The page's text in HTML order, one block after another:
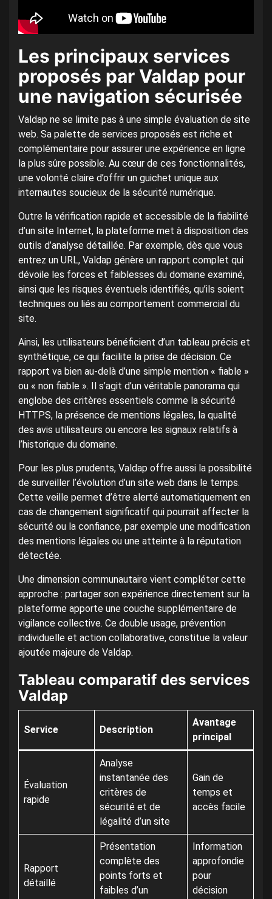
Les principaux services
proposés par Valdap pour
une navigation sécurisée
Valdap ne se limite pas à une simple évaluation de site
web. Sa palette de services proposés est riche et
complémentaire pour assurer une expérience en ligne
la plus sûre possible. Au cœur de ces fonctionnalités,
une volonté claire d’offrir un guichet unique aux
internautes soucieux de la sécurité numérique.
Outre la vérification rapide et accessible de la fiabilité
d’un site Internet, la plateforme met à disposition des
outils d’analyse détaillée. Par exemple, dès que vous
entrez un URL, Valdap génère un rapport complet qui
dévoile les forces et faiblesses du domaine examiné,
ainsi que les risques éventuels identifiés, qu’ils soient
techniques ou liés au comportement commercial du
site.
Ainsi, les utilisateurs bénéficient d’un tableau précis et
synthétique, ce qui facilite la prise de décision. Ce
rapport va bien au-delà d’une simple mention « fiable »
ou « non fiable ». Il s’agit d’un véritable panorama qui
englobe des critères essentiels comme la sécurité
HTTPS, la présence de mentions légales, la qualité
des avis utilisateurs ou encore les signaux relatifs à
l’historique du domaine.
Pour les plus prudents, Valdap offre aussi la possibilité
de surveiller l’évolution d’un site web dans le temps.
Cette veille permet d’être alerté automatiquement en
cas de changement significatif qui pourrait affecter la
sécurité ou la confiance, par exemple une modification
des mentions légales ou une atteinte à la réputation
détectée.
Une dimension communautaire vient compléter cette
approche : partager son expérience directement sur la
plateforme apporte une couche supplémentaire de
vigilance collective. Ce double usage, prévention
individuelle et action collaborative, constitue la valeur
ajoutée majeure de Valdap.
Tableau comparatif des services
Valdap
Service Description
Avantage
principal
Évaluation
rapide
Analyse
instantanée des
critères de
sécurité et de
légalité d’un site
Gain de
temps et
accès facile
Rapport
détaillé
Présentation
complète des
points forts et
faibles d’un
Information
approfondie
pour
décision